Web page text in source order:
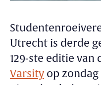
Utrecht is derde
129-ste editie
Varsityop zondag